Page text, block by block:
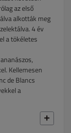
az első
alkották meg
4 év
a tökéletes
Kellemesen
de Blancs
a